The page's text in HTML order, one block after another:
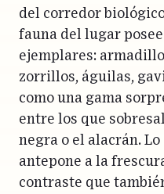
del corredor
fauna del lugar
ejemplares:
zorrillos, águilas,
como una gama
entre los que
negra o el alacrán.
antepone a la
contraste que